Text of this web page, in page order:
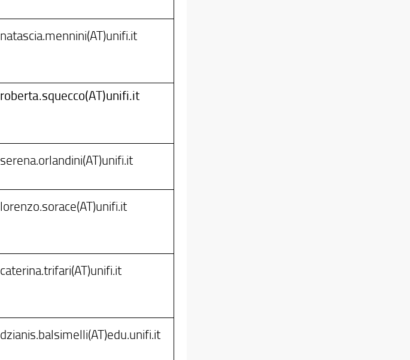
natascia.mennini(AT)unifi.it
roberta.squecco(AT)unifi.it
serena.orlandini(AT)unifi.it
lorenzo.sorace(AT)unifi.it
caterina.trifari(AT)unifi.it
dzianis.balsimelli(AT)edu.unifi.it